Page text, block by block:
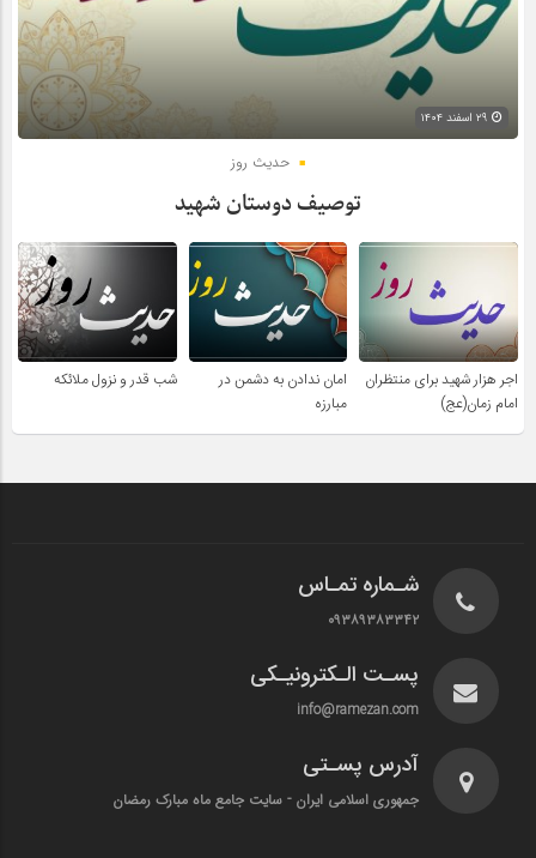
حدیث روز
توصیف دوستان شهید
اجر هزار شهید برای منتظران
امام زمان(عج)
امان ندادن به دشمن در
مبارزه
شب قدر و نزول ملائکه
شـماره تمـاس
۰۹۳۸۹۳۸۳۳۴۲
پسـت الـکترونیـکی
info@ramezan.com
آدرس پسـتی
جمهوری اسلامی ایران - سایت جامع ماه مبارک رمضان